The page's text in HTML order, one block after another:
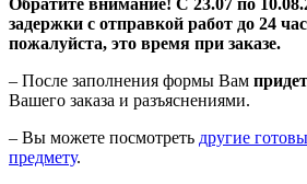
Обратите внимание! С 23.07 по
задержки с отправкой работ до 24
пожалуйста, это время при заказе.
– После заполнения формы Вам
Вашего заказа и разъяснениями.
– Вы можете посмотреть другие
предмету.